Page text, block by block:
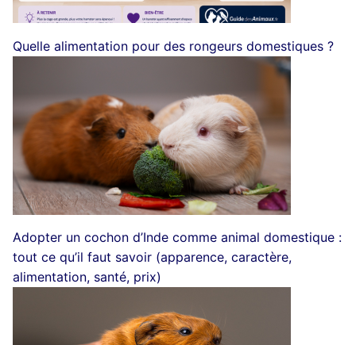
Quelle alimentation pour des rongeurs domestiques ?
Adopter un cochon d’Inde comme animal domestique :
tout ce qu’il faut savoir (apparence, caractère,
alimentation, santé, prix)